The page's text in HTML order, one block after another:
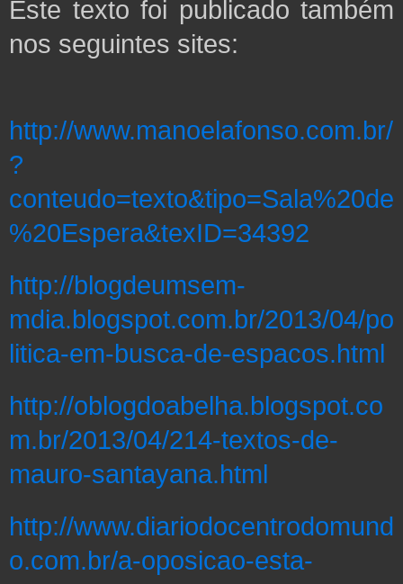
Este texto foi publicado também
nos seguintes sites:
http://www.manoelafonso.com.br/
?
conteudo=texto&tipo=Sala%20de
%20Espera&texID=34392
http://blogdeumsem-
mdia.blogspot.com.br/2013/04/po
litica-em-busca-de-espacos.html
http://oblogdoabelha.blogspot.co
m.br/2013/04/214-textos-de-
mauro-santayana.html
http://www.diariodocentrodomund
o.com.br/a-oposicao-esta-